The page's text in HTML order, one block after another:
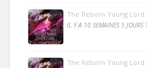
The Reborn Young Lord
IL Y A 10 SEMAINES 5 JOURS
The Reborn Young Lord